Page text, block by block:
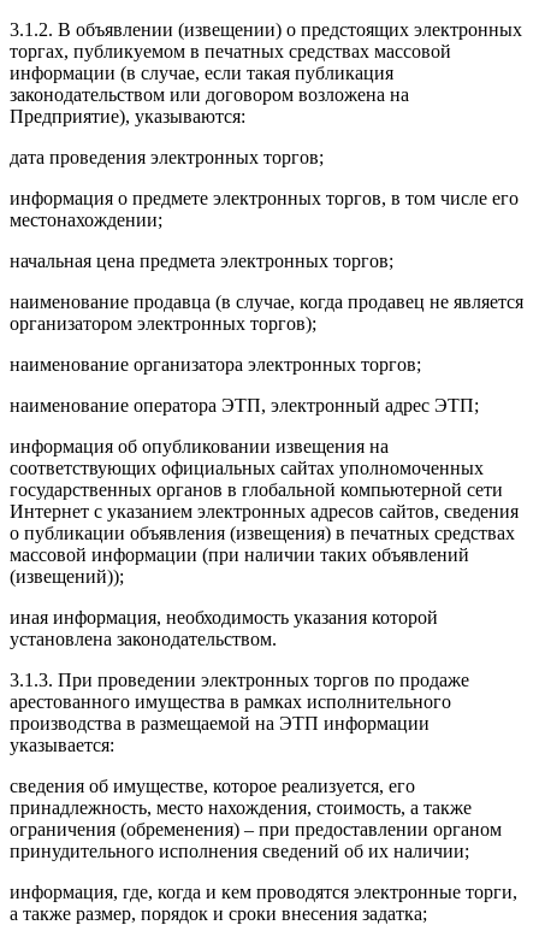
3.1.2. В объявлении (извещении) о предстоящих электронных
торгах, публикуемом в печатных средствах массовой
информации (в случае, если такая публикация
законодательством или договором возложена на
Предприятие), указываются:
дата проведения электронных торгов;
информация о предмете электронных торгов, в том числе его
местонахождении;
начальная цена предмета электронных торгов;
наименование продавца (в случае, когда продавец не является
организатором электронных торгов);
наименование организатора электронных торгов;
наименование оператора ЭТП, электронный адрес ЭТП;
информация об опубликовании извещения на
соответствующих официальных сайтах уполномоченных
государственных органов в глобальной компьютерной сети
Интернет с указанием электронных адресов сайтов, сведения
о публикации объявления (извещения) в печатных средствах
массовой информации (при наличии таких объявлений
(извещений));
иная информация, необходимость указания которой
установлена законодательством.
3.1.3. При проведении электронных торгов по продаже
арестованного имущества в рамках исполнительного
производства в размещаемой на ЭТП информации
указывается:
сведения об имуществе, которое реализуется, его
принадлежность, место нахождения, стоимость, а также
ограничения (обременения) – при предоставлении органом
принудительного исполнения сведений об их наличии;
информация, где, когда и кем проводятся электронные торги,
а также размер, порядок и сроки внесения задатка;